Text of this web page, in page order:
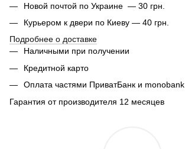
Новой почтой по Украине — 30 грн.
Курьером к двери по Киеву — 40 грн.
Подробнее о доставке
Наличными при получении
Кредитной карто
Оплата частями ПриватБанк и monobank
Гарантия от производителя 12 месяцев